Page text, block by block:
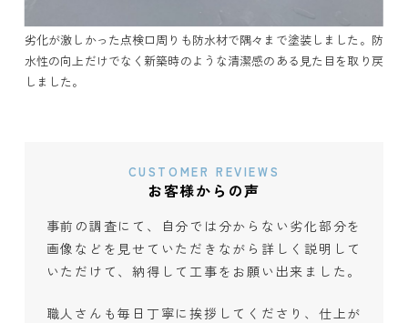
劣化が激しかった点検口周りも防水材で隅々まで塗装しました。防
水性の向上だけでなく新築時のような清潔感のある見た目を取り戻
しました。
CUSTOMER REVIEWS
お客様からの声
事前の調査にて、自分では分からない劣化部分を
画像などを見せていただきながら詳しく説明して
いただけて、納得して工事をお願い出来ました。
職人さんも毎日丁寧に挨拶してくださり、仕上が